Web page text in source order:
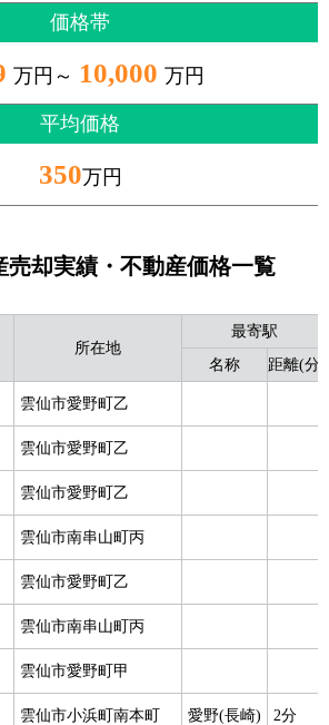
価格帯
万円～ 10,000 万円
平均価格
350万円
売却実績・不動産価格一覧
所在地
最寄駅
名称
距離(分)
雲仙市愛野町乙
雲仙市愛野町乙
雲仙市愛野町乙
雲仙市南串山町丙
雲仙市愛野町乙
雲仙市南串山町丙
雲仙市愛野町甲
雲仙市小浜町南本町 愛野(長崎) 2分